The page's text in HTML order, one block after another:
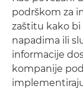
podrškom za
zaštitu kako bi
napadima ili
informacije
kompanije